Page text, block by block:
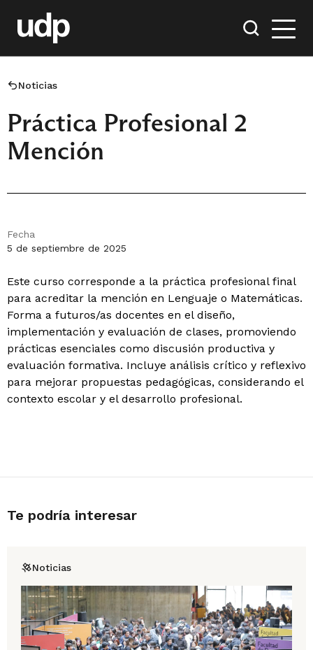
Noticias
Práctica Profesional 2
Mención
Fecha
5 de septiembre de 2025
Este curso corresponde a la práctica profesional final
para acreditar la mención en Lenguaje o Matemáticas.
Forma a futuros/as docentes en el diseño,
implementación y evaluación de clases, promoviendo
prácticas esenciales como discusión productiva y
evaluación formativa. Incluye análisis crítico y reflexivo
para mejorar propuestas pedagógicas, considerando el
contexto escolar y el desarrollo profesional.
Te podría interesar
Noticias